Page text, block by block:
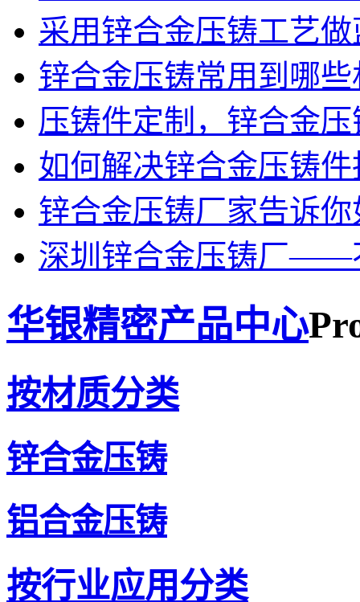
采用锌合金压铸工艺
锌合金压铸常用到哪
压铸件定制，锌合金
如何解决锌合金压铸
锌合金压铸厂家告诉
深圳锌合金压铸厂——
华银精密产品中心
按材质分类
锌合金压铸
铝合金压铸
按行业应用分类